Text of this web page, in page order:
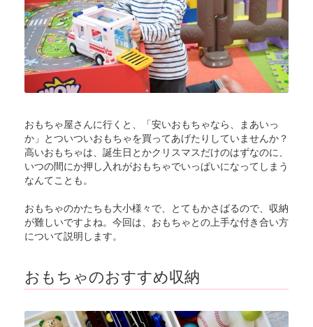
おもちゃ屋さんに行くと、「安いおもちゃなら、まあいっ
か」とついついおもちゃを買ってあげたりしていませんか？
高いおもちゃは、誕生日とかクリスマスだけのはずなのに、
いつの間にか押し入れがおもちゃでいっぱいになってしまう
なんてことも。
おもちゃのかたちも大小様々で、とてもかさばるので、収納
が難しいですよね。今回は、おもちゃとの上手な付き合い方
について説明します。
おもちゃのおすすめ収納